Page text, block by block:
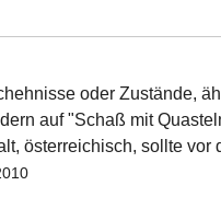
oder Zustände,
auf "Schaß mit
österreichisch, sollte vor